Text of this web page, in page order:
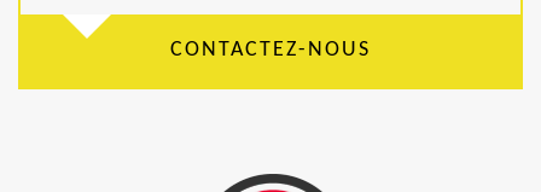
CONTACTEZ-NOUS